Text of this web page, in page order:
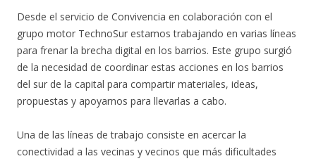
Desde el servicio de Convivencia en colaboración con el
grupo motor TechnoSur estamos trabajando en varias líneas
para frenar la brecha digital en los barrios. Este grupo surgió
de la necesidad de coordinar estas acciones en los barrios
del sur de la capital para compartir materiales, ideas,
propuestas y apoyarnos para llevarlas a cabo.
Una de las líneas de trabajo consiste en acercar la
conectividad a las vecinas y vecinos que más dificultades